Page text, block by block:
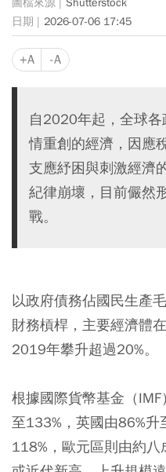
2026-07-06 17:45
+A -A
自2020年起，全球各
情重創的經濟，因應
支應紓困與刺激經濟
紀律崩壞，目前儼然
戰。
以政府債務佔國民生產
財務槓桿，主要經濟體
2019年攀升超過20%。
根據國際貨幣基金（
至133%，英國由86%升
118%，歐元區則由約